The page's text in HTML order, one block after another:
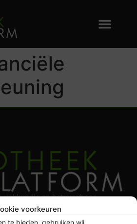
voorkeuren
te bieden, gebruiken wij
vakkundig en betrouwbaar
beste hypotheek kantoor